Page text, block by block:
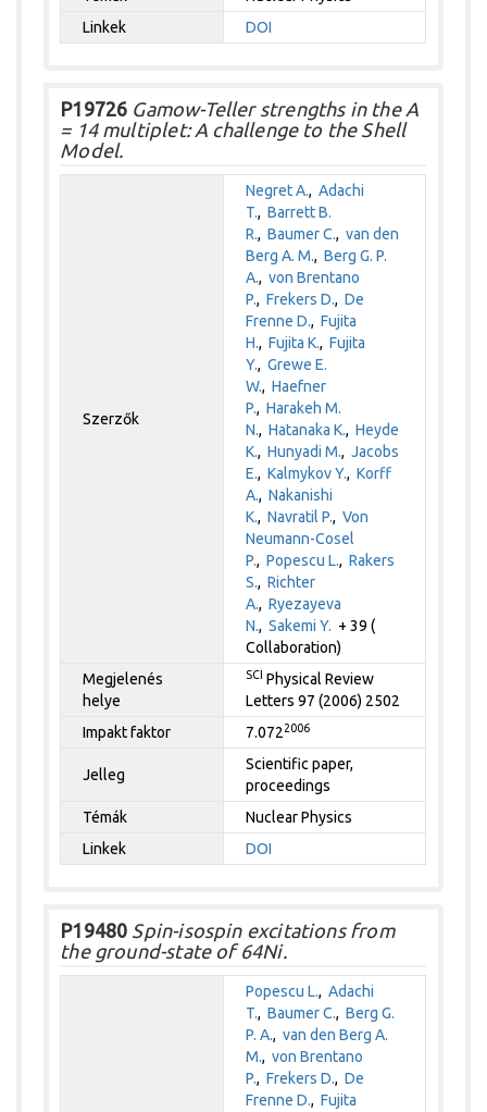
Linkek
DOI
P19726 Gamow-Teller strengths in the A
= 14 multiplet: A challenge to the Shell
Model.
Szerzők
Negret A.,Adachi
T.,Barrett B.
R.,Baumer C.,van den
Berg A. M.,Berg G. P.
A.,von Brentano
P.,Frekers D.,De
Frenne D.,Fujita
H.,Fujita K.,Fujita
Y.,Grewe E.
W.,Haefner
P.,Harakeh M.
N.,Hatanaka K.,Heyde
K.,Hunyadi M.,Jacobs
E.,Kalmykov Y.,Korff
A.,Nakanishi
K.,Navratil P.,Von
Neumann-Cosel
P.,Popescu L.,Rakers
S.,Richter
A.,Ryezayeva
N.,Sakemi Y. + 39 (
Collaboration)
Megjelenés
helye
SCI Physical Review
Letters 97 (2006) 2502
Impakt faktor
7.0722006
Jelleg
Scientific paper,
proceedings
Témák
Nuclear Physics
Linkek
DOI
P19480 Spin-isospin excitations from
the ground-state of 64Ni.
Popescu L.,Adachi
T.,Baumer C.,Berg G.
P. A.,van den Berg A.
M.,von Brentano
P.,Frekers D.,De
Frenne D.,Fujita